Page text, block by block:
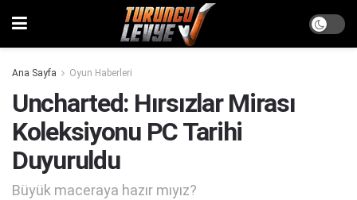
Ana Sayfa Oyun Haberleri
Uncharted: Hırsızlar Mirası
Koleksiyonu PC Tarihi
Duyuruldu
Büyük maceraya hazır mıyız?